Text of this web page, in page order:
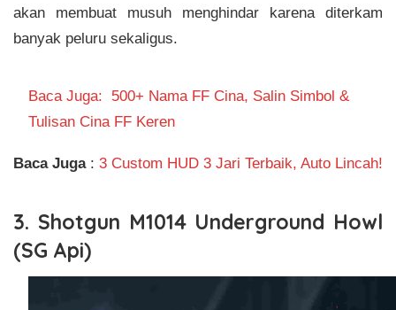
akan membuat musuh menghindar karena diterkam
banyak peluru sekaligus.
Baca Juga: 500+ Nama FF Cina, Salin Simbol &
Tulisan Cina FF Keren
Baca Juga : 3 Custom HUD 3 Jari Terbaik, Auto Lincah!
3. Shotgun M1014 Underground Howl
(SG Api)